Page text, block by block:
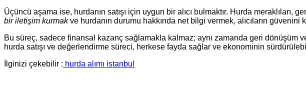
Üçüncü aşama ise, hurdanın satışı için uygun bir alıcı bulmaktır. Hurda
bir iletişim kurmakve hurdanın durumu hakkında net bilgi vermek, alıcıların güvenini
Bu süreç, sadece finansal kazanç sağlamakla kalmaz; aynı zamanda geri dönüşüm
hurda satışı ve değerlendirme süreci, herkese fayda sağlar ve ekonominin
İlginizi çekebilir : hurda alımı istanbul